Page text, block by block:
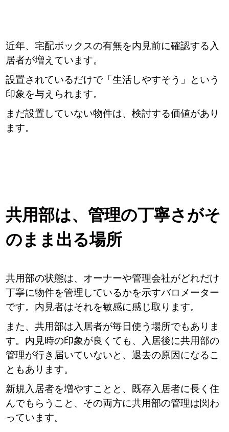
近年、宅配ボックスの有無を内見前に確認する入
居者が増えています。
設置されているだけで「生活しやすそう」という
印象を与えられます。
まだ設置していない物件は、検討する価値があり
ます。
共用部は、管理の丁寧さがそ
のまま出る場所
共用部の状態は、オーナーや管理会社がどれだけ
丁寧に物件を管理しているかを示すバロメーター
です。内見者はそれを敏感に感じ取ります。
また、共用部は入居者が毎日使う場所でもありま
す。内見時の印象が良くても、入居後に共用部の
管理が行き届いていないと、退去の原因になるこ
ともあります。
新規入居者を増やすことと、既存入居者に長く住
んでもらうこと、その両方に共用部の管理は関わ
っています。